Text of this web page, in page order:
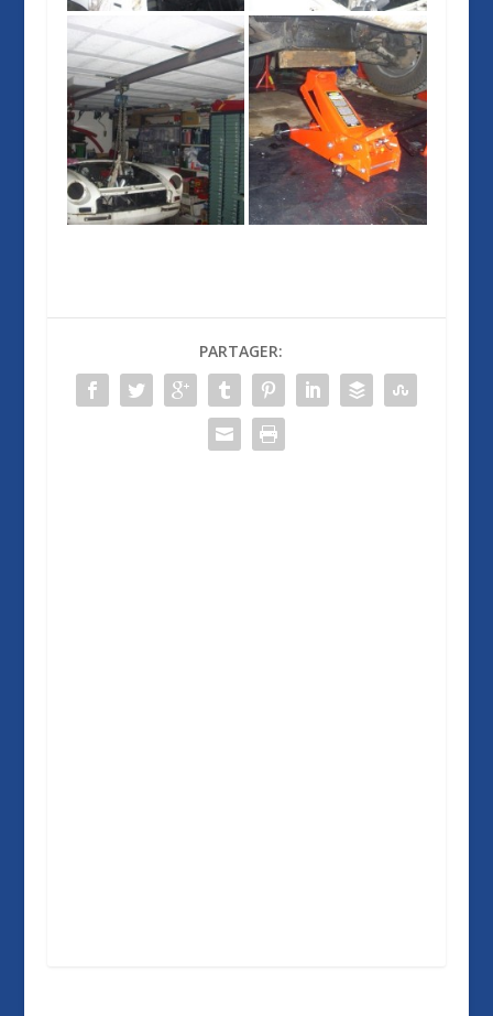
PARTAGER: